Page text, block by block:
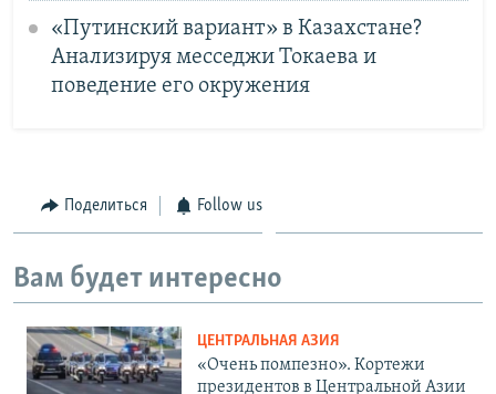
«Путинский вариант» в Казахстане?
Анализируя месседжи Токаева и
поведение его окружения
Поделиться Follow us
Вам будет интересно
ЦЕНТРАЛЬНАЯ АЗИЯ
«Очень помпезно». Кортежи
президентов в Центральной Азии